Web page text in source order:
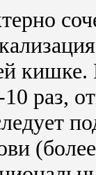
кишке.
раз,